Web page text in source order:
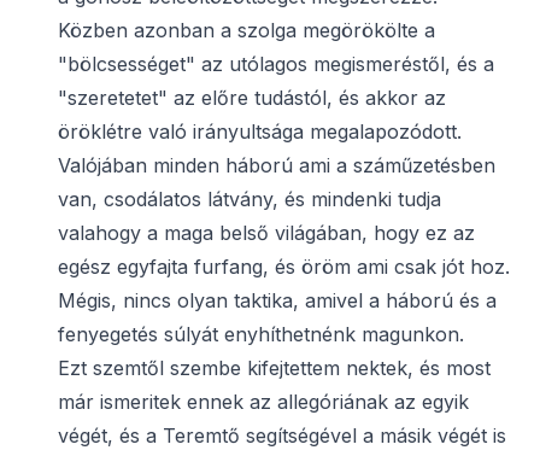
Közben azonban a szolga megörökölte a
"bölcsességet" az utólagos megismeréstől, és a
"szeretetet" az előre tudástól, és akkor az
öröklétre való irányultsága megalapozódott.
Valójában minden háború ami a száműzetésben
van, csodálatos látvány, és mindenki tudja
valahogy a maga belső világában, hogy ez az
egész egyfajta furfang, és öröm ami csak jót hoz.
Mégis, nincs olyan taktika, amivel a háború és a
fenyegetés súlyát enyhíthetnénk magunkon.
Ezt szemtől szembe kifejtettem nektek, és most
már ismeritek ennek az allegóriának az egyik
végét, és a Teremtő segítségével a másik végét is